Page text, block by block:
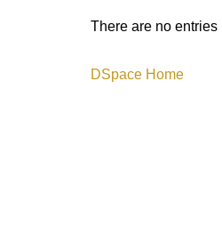
There are no
DSpace Home